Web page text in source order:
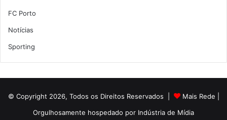
FC Porto
Notícias
Sporting
© Copyright 2026, Todos os Direitos Reservados | Mais Rede
Orgulhosamente hospedado por Indústria de Mídia